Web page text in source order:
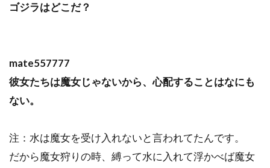
ゴジラはどこだ？
mate557777
彼女たちは魔女じゃないから、心配することはなにも
ない。
注：水は魔女を受け入れないと言われてたんです。
だから魔女狩りの時、縛って水に入れて浮かべば魔女